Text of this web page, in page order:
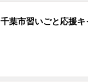
千葉市習いごと応援キ